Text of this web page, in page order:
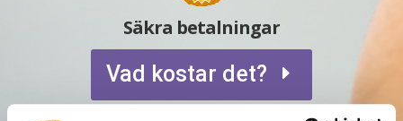
Säkra betalningar
Vad kostar det?